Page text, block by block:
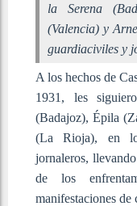
la Serena
(Valencia) y
guardiaciviles y
A los hechos de
1931, les
(Badajoz), Épila
(La Rioja), en
jornaleros,
de los
manifestaciones de